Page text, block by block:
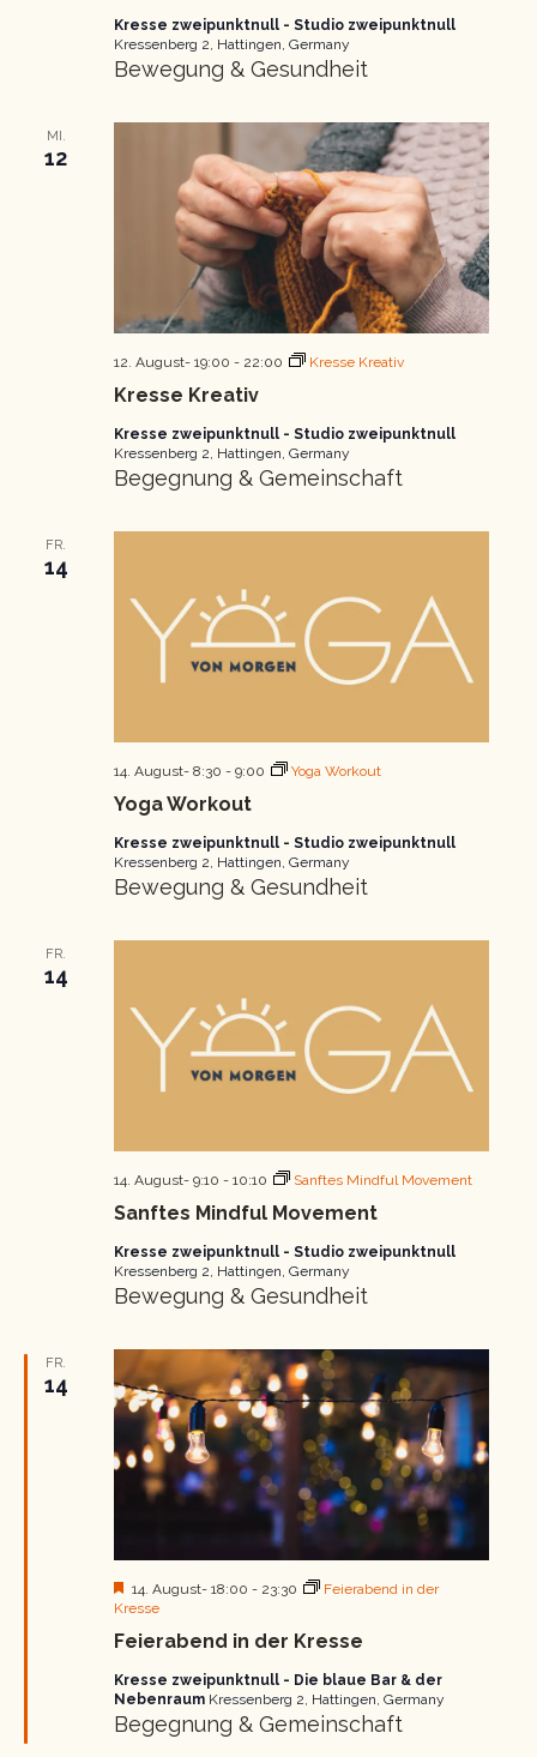
Kresse zweipunktnull - Studio zweipunktnull
Kressenberg 2, Hattingen, Germany
Bewegung & Gesundheit
MI.
12
Kresse Kreativ
12. August- 19:00 - 22:00 Kresse Kreativ
Kresse zweipunktnull - Studio zweipunktnull
Kressenberg 2, Hattingen, Germany
Begegnung & Gemeinschaft
FR.
14
Yoga Workout
14. August- 8:30 - 9:00 Yoga Workout
Kresse zweipunktnull - Studio zweipunktnull
Kressenberg 2, Hattingen, Germany
Bewegung & Gesundheit
FR.
14
Sanftes Mindful Movement
14. August- 9:10 - 10:10 Sanftes Mindful Movement
Kresse zweipunktnull - Studio zweipunktnull
Kressenberg 2, Hattingen, Germany
Bewegung & Gesundheit
FR.
14
Feierabend in der Kresse
Hervorgehoben
14. August- 18:00 - 23:30
Feierabend in der
Kresse
Kresse zweipunktnull - Die blaue Bar & der
Nebenraum Kressenberg 2, Hattingen, Germany
Begegnung & Gemeinschaft